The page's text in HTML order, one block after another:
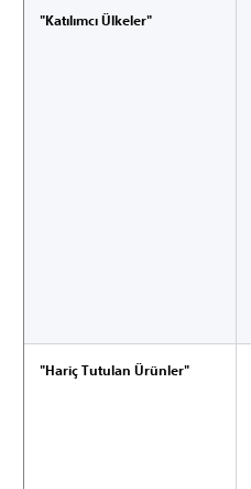
"Katılımcı Ülkeler"
"Hariç Tutulan Ürünler"